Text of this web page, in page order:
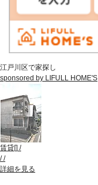
江戸川区で家探し
sponsored by LIFULL HOME'S
賃貸[] /
//
詳細を見る